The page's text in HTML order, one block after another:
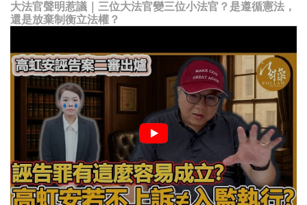
大法官聲明惹議｜三位大法官變三位小法官？是遵循憲法，
還是放棄制衡立法權？